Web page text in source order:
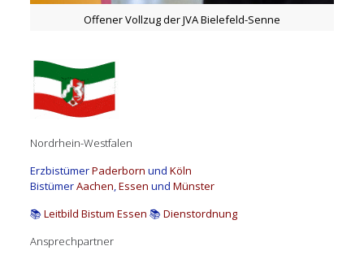
Offener Vollzug der JVA Bielefeld-Senne
Nordrhein-Westfalen
ErzbistümerPaderborn und Köln
BistümerAachen,Essen und Münster
📚Leitbild Bistum Essen 📚Dienstordnung
Ansprechpartner